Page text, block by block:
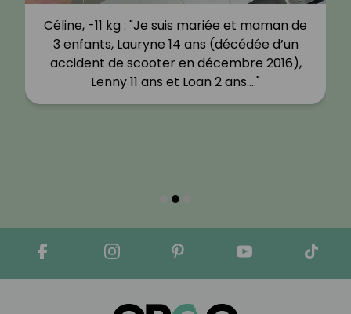
Céline, -11 kg : "Je suis mariée et maman de
3 enfants, Lauryne 14 ans (décédée d’un
accident de scooter en décembre 2016),
Lenny 11 ans et Loan 2 ans.…"